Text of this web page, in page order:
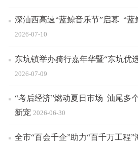
深汕西高速“蓝鲸音乐节”启幕 “蓝
2026-07-10
东坑镇举办骑行嘉年华暨“东坑优
2026-07-09
“考后经济”燃动夏日市场 汕尾多
新宠 2026-06-30
全市“百会千企”助力“百千万工程